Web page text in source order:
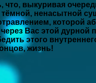
что, выкуривая
ненасытной
которой
Вас этой
этого
жизнь!